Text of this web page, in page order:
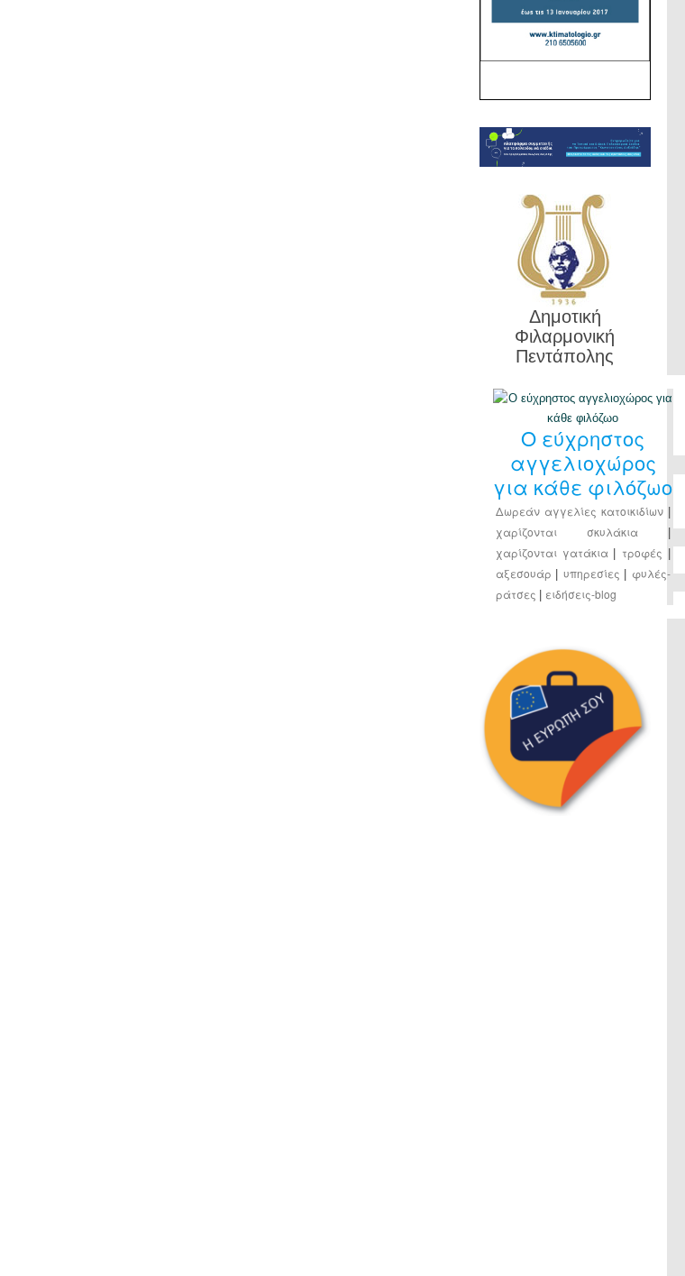
Δημοτική
Φιλαρμονική
Πεντάπολης
Ο εύχρηστος
αγγελιοχώρος
για κάθε φιλόζωο
Δωρεάν αγγελίες κατοικιδίων
χαρίζονται σκυλάκια
χαρίζονται γατάκια τροφές
αξεσουάρ υπηρεσίες
φυλές-
ράτσες
ειδήσεις-blog